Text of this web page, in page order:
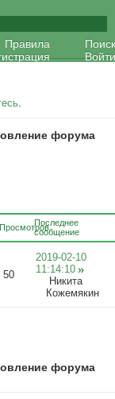
forum•
Правила
Поиск
Войти
.
форума
ПросмотровПоследнее
сообщение
50
2019-02-10
11:14:10
Никита
Кожемякин
форума